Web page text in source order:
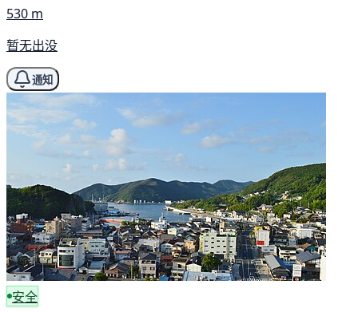
530 m
暂无出没
通知
安全